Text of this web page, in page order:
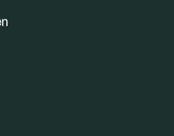
samtidig som
opphavsrett og
språkmodeller til fri